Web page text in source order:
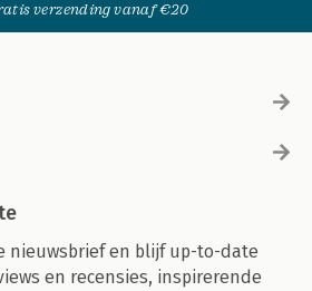
verzending vanaf €20
nieuwsbrief en blijf up-to-date
en recensies, inspirerende